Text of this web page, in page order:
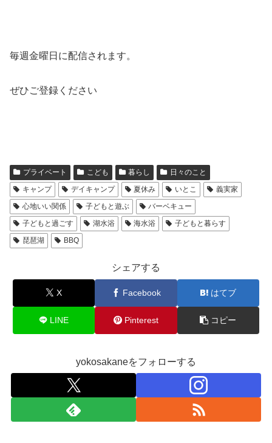
毎週金曜日に配信されます。
ぜひご登録ください
プライベート こども 暮らし
日々のこと
キャンプ
デイキャンプ 夏休み いとこ
義実家
心地いい関係
子どもと遊ぶ
バーベキュー
子どもと過ごす
湖水浴 海水浴
子どもと暮らす
琵琶湖
BBQ
シェアする
X Facebook はてブ
LINE Pinterest コピー
yokosakaneをフォローする